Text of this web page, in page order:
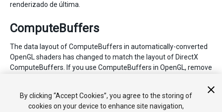
renderizado de última.
ComputeBuffers
The data layout of ComputeBuffers in automatically-converted
OpenGL shaders has changed to match the layout of DirectX
ComputeBuffers. If you use ComputeBuffers in OpenGL, remove
information.
By clicking “Accept Cookies”, you agree to the storing of
cookies on your device to enhance site navigation,